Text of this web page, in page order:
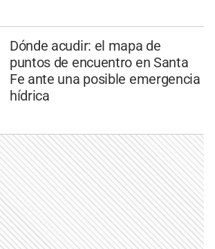
Dónde acudir: el mapa de
puntos de encuentro en Santa
Fe ante una posible emergencia
hídrica